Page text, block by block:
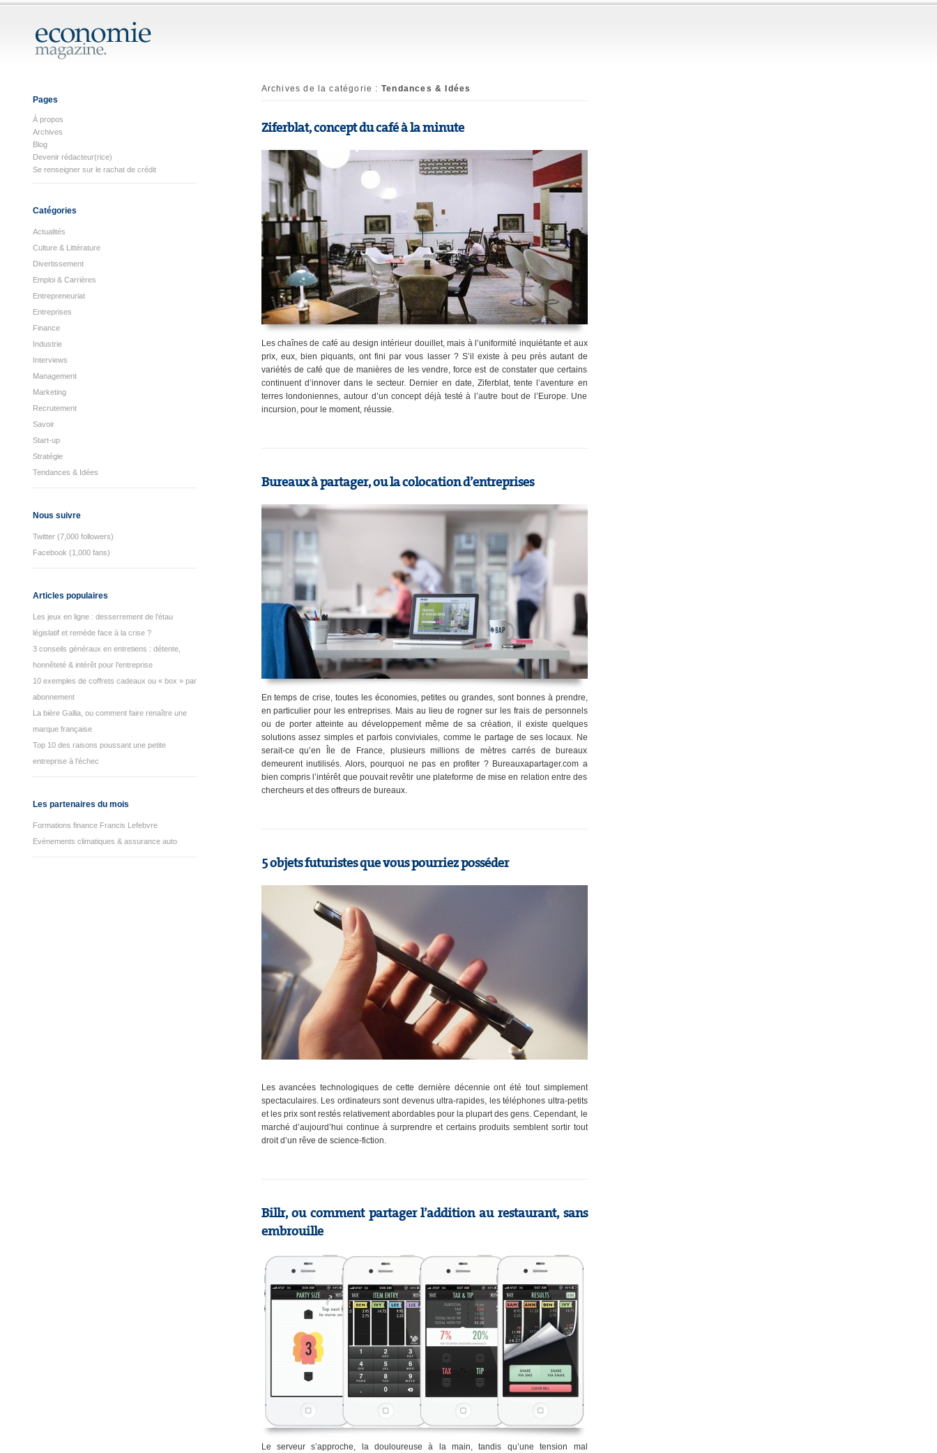
Pages
À propos
Archives
Blog
Devenir rédacteur(rice)
Se renseigner sur le rachat de crédit
Catégories
Actualités
Culture & Littérature
Divertissement
Emploi & Carrières
Entrepreneuriat
Entreprises
Finance
Industrie
Interviews
Management
Marketing
Recrutement
Savoir
Start-up
Stratégie
Tendances & Idées
Nous suivre
Twitter (7,000 followers)
Facebook (1,000 fans)
Articles populaires
Les jeux en ligne : desserrement de l’étau
législatif et remède face à la crise ?
3 conseils généraux en entretiens : détente,
honnêteté & intérêt pour l’entreprise
10 exemples de coffrets cadeaux ou « box » par
abonnement
La bière Gallia, ou comment faire renaître une
marque française
Top 10 des raisons poussant une petite
entreprise à l’échec
Les partenaires du mois
Formations finance Francis Lefebvre
Evènements climatiques & assurance auto
Archives de la catégorie : Tendances & Idées
Ziferblat, concept du café à la minute
Les chaînes de café au design intérieur douillet, mais à l’uniformité inquiétante et aux
prix, eux, bien piquants, ont fini par vous lasser ? S’il existe à peu près autant de
variétés de café que de manières de les vendre, force est de constater que certains
continuent d’innover dans le secteur. Dernier en date, Ziferblat, tente l’aventure en
terres londoniennes, autour d’un concept déjà testé à l’autre bout de l’Europe. Une
incursion, pour le moment, réussie.
Bureaux à partager, ou la colocation d’entreprises
En temps de crise, toutes les économies, petites ou grandes, sont bonnes à prendre,
en particulier pour les entreprises. Mais au lieu de rogner sur les frais de personnels
ou de porter atteinte au développement même de sa création, il existe quelques
solutions assez simples et parfois conviviales, comme le partage de ses locaux. Ne
serait-ce qu’en Île de France, plusieurs millions de mètres carrés de bureaux
demeurent inutilisés. Alors, pourquoi ne pas en profiter ? Bureauxapartager.com a
bien compris l’intérêt que pouvait revêtir une plateforme de mise en relation entre des
chercheurs et des offreurs de bureaux.
5 objets futuristes que vous pourriez posséder
Les avancées technologiques de cette dernière décennie ont été tout simplement
spectaculaires. Les ordinateurs sont devenus ultra-rapides, les téléphones ultra-petits
et les prix sont restés relativement abordables pour la plupart des gens. Cependant, le
marché d’aujourd’hui continue à surprendre et certains produits semblent sortir tout
droit d’un rêve de science-fiction.
Billr, ou comment partager l’addition au restaurant, sans
embrouille
Le serveur s’approche, la douloureuse à la main, tandis qu’une tension mal